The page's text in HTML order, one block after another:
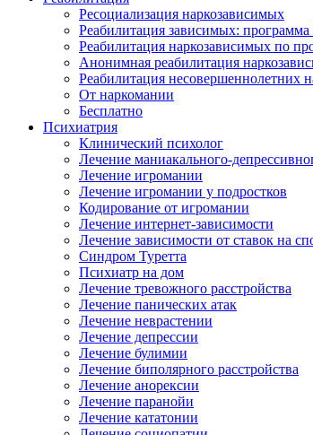
Ресоциализация наркозависимых
Реабилитация зависимых:
Реабилитация наркозависимых по
Анонимная реабилитация
Реабилитация несовершеннолетних
От наркомании
Бесплатно
Психиатрия
Клинический психолог
Лечение маниакального-
Лечение игромании
Лечение игромании у подростков
Кодирование от игромании
Лечение интернет-зависимости
Лечение зависимости от ставок на
Синдром Туретта
Психиатр на дом
Лечение тревожного расстройства
Лечение панических атак
Лечение неврастении
Лечение депрессии
Лечение булимии
Лечение биполярного расстройства
Лечение анорексии
Лечение паранойи
Лечение кататонии